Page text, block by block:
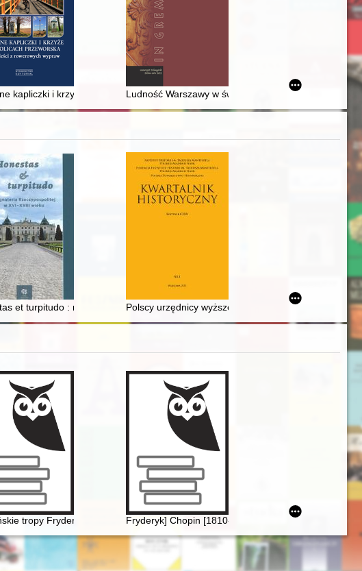
kapliczki i krzyże w okolicach Przeworska : opowieści z rowerowych wypraw
Ludność Warszawy w świetle spisów podatkowych z I
XX wieku
exhibitions organised on this occasion in Warsaw : a case study on state
et turpitudo : magnateria Rzeczypospolitej w XVI-XVIII wieku
Polscy urzędnicy wyższego szczebla w Bośni i
tropy Fryderyka [Chopina]Fryderyk] Chopin [1810-1849]. Życie i droga twórcza